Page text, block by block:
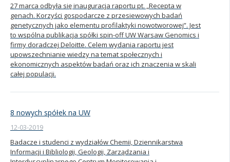
27 marca odbyła się inauguracja raportu pt. „Recepta w
genach. Korzyści gospodarcze z przesiewowych badań
genetycznych jako elementu profilaktyki nowotworowej”. Jest
to wspólna publikacja spółki spin-off UW Warsaw Genomics i
firmy doradczej Deloitte. Celem wydania raportu jest
upowszechnianie wiedzy na temat społecznych i
ekonomicznych aspektów badań oraz ich znaczenia w skali
całej populacji.
8 nowych spółek na UW
12-03-2019
Badacze i studenci z wydziałów Chemii, Dziennikarstwa
Informacji i Bibliologii, Geologii, Zarządzania i